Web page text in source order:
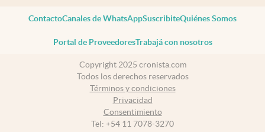
ContactoCanales de WhatsAppSuscribiteQuiénes Somos
Portal de ProveedoresTrabajá con nosotros
Copyright 2025 cronista.com
Todos los derechos reservados
Términos y condiciones
Privacidad
Consentimiento
Tel: +54 11 7078-3270